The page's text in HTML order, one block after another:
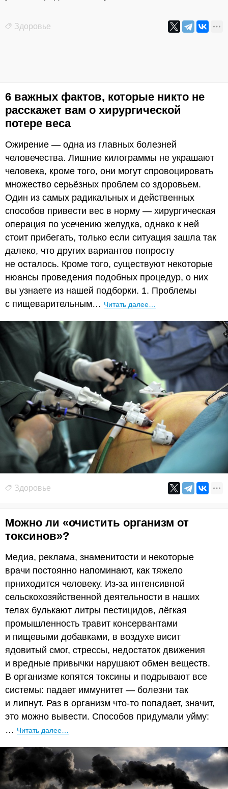
Здоровье
6 важных фактов, которые никто не
расскажет вам о хирургической
потере веса
Ожирение — одна из главных болезней
человечества. Лишние килограммы не украшают
человека, кроме того, они могут спровоцировать
множество серьёзных проблем со здоровьем.
Один из самых радикальных и действенных
способов привести вес в норму — хирургическая
операция по усечению желудка, однако к ней
стоит прибегать, только если ситуация зашла так
далеко, что других вариантов попросту
не осталось. Кроме того, существуют некоторые
нюансы проведения подобных процедур, о них
вы узнаете из нашей подборки. 1. Проблемы
с пищеварительным… Читать далее…
Здоровье
Можно ли «очистить организм от
токсинов»?
Медиа, реклама, знаменитости и некоторые
врачи постоянно напоминают, как тяжело
прниходится человеку. Из-за интенсивной
сельскохозяйственной деятельности в наших
телах булькают литры пестицидов, лёгкая
промышленность травит консервантами
и пищевыми добавками, в воздухе висит
ядовитый смог, стрессы, недостаток движения
и вредные привычки нарушают обмен веществ.
В организме копятся токсины и подрывают все
системы: падает иммунитет — болезни так
и липнут. Раз в организм что-то попадает, значит,
это можно вывести. Способов придумали уйму:
… Читать далее…